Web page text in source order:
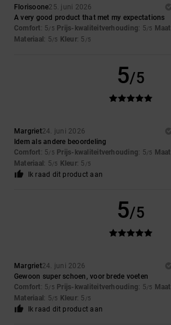
Florisoone25. juni 2026
A very good product that met my expectations
Comfort: 5/5 Prijs-kwaliteitverhouding: 5/5 Maat
Materiaal : 5/5 Kleur: 5 /5
5/5
Margriet24. juni 2026
Idem als andere beoordeling
Comfort: 5/5 Prijs-kwaliteitverhouding: 5/5 Maat
Materiaal : 5/5 Kleur: 5 /5
Ik raad dit product aan
5/5
Margriet24. juni 2026
Gewoon super schoen, voor brede voeten
Comfort: 5/5 Prijs-kwaliteitverhouding: 5/5 Maat
Materiaal : 5/5 Kleur: 5 /5
Ik raad dit product aan